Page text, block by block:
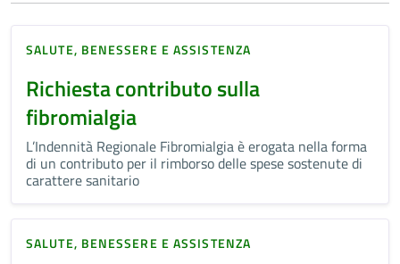
SALUTE, BENESSERE E ASSISTENZA
Richiesta contributo sulla
fibromialgia
L’Indennità Regionale Fibromialgia è erogata nella forma
di un contributo per il rimborso delle spese sostenute di
carattere sanitario
SALUTE, BENESSERE E ASSISTENZA